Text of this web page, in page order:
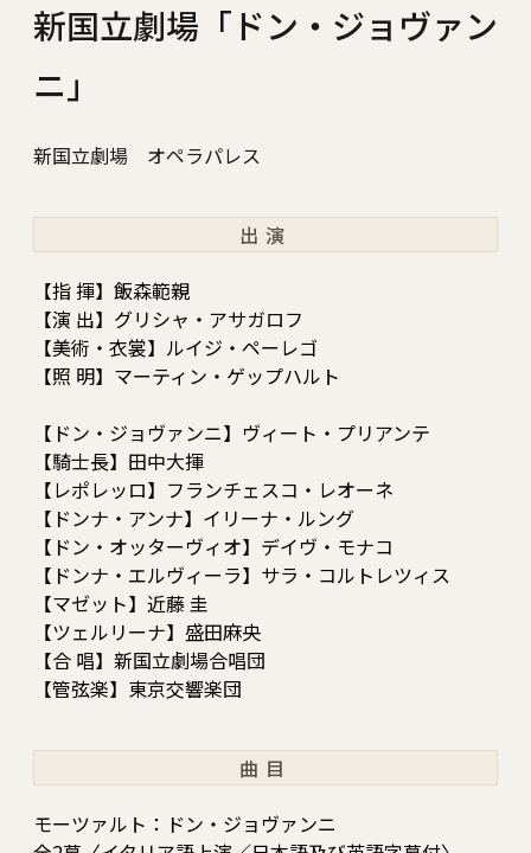
新国立劇場「ドン・ジョヴァン
ニ」
新国立劇場 オペラパレス
出演
【指 揮】飯森範親
【演 出】グリシャ・アサガロフ
【美術・衣裳】ルイジ・ペーレゴ
【照 明】マーティン・ゲップハルト
【ドン・ジョヴァンニ】ヴィート・プリアンテ
【騎士長】田中大揮
【レポレッロ】フランチェスコ・レオーネ
【ドンナ・アンナ】イリーナ・ルング
【ドン・オッターヴィオ】デイヴ・モナコ
【ドンナ・エルヴィーラ】サラ・コルトレツィス
【マゼット】近藤 圭
【ツェルリーナ】盛田麻央
【合 唱】新国立劇場合唱団
【管弦楽】東京交響楽団
曲目
モーツァルト：ドン・ジョヴァンニ